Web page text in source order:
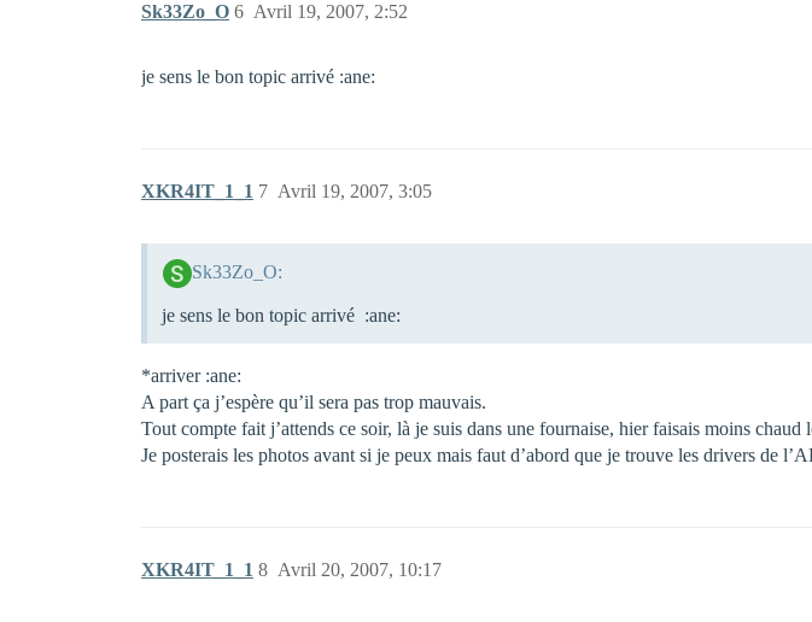
Sk33Zo_O Avril 19, 2007, 2:52
6
je sens le bon topic arrivé :ane:
XKR4IT_1_1 Avril 19, 2007, 3:05
7
Sk33Zo_O:
je sens le bon topic arrivé :ane:
*arriver :ane:
A part ça j’espère qu’il sera pas trop mauvais.
Tout compte fait j’attends ce soir, là je suis dans une fournaise, hier faisais moins chaud
Je posterais les photos avant si je peux mais faut d’abord que je trouve les drivers de
XKR4IT_1_1 Avril 20, 2007, 10:17
8